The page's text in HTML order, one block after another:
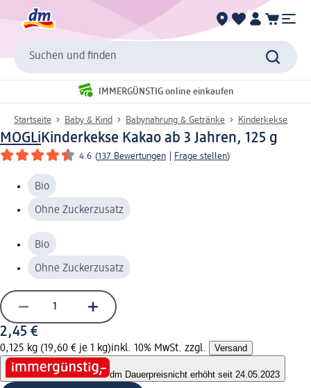
Suchen und finden
IMMERGÜNSTIG online einkaufen
Startseite Baby & Kind Babynahrung & Getränke Kinderkekse
MOGLi Kinderkekse Kakao ab 3 Jahren, 125 g
4.6 (137 Bewertungen Frage stellen)
Bio
Ohne Zuckerzusatz
Bio
Ohne Zuckerzusatz
2,45 €
0,125 kg (19,60 € je 1 kg)inkl. 10% MwSt. zzgl. Versand
dm Dauerpreisnicht erhöht seit 24.05.2023